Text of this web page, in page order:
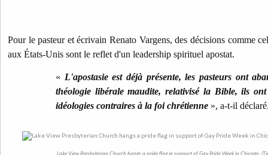
Pour le pasteur et écrivain Renato Vargens, des décisions comme
aux États-Unis sont le reflet d'un leadership spirituel apostat.
« L'apostasie est déjà présente, les pasteurs ont
théologie libérale maudite, relativisé la Bible, ils ont
idéologies contraires à la foi chrétienne », a-t-il
Lake View Presbyterian Church hangs a pride flag in support of Gay Pride Week in Chicago.